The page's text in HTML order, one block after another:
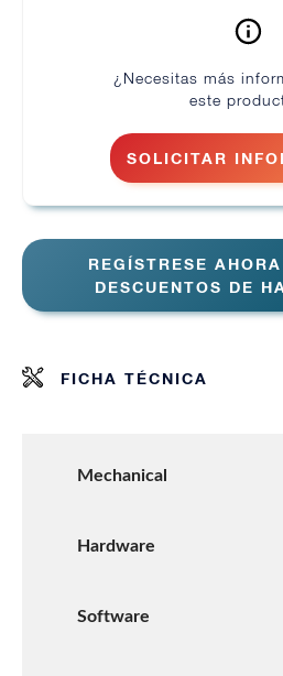
¿Necesitas más
este
SOLICITAR
REGÍSTRESE
DESCUENTOS DE
FICHA TÉCNICA
Mechanical
Hardware
Software